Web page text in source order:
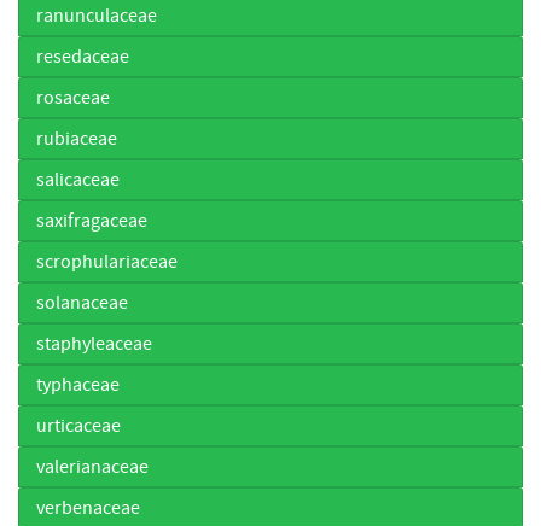
ranunculaceae
resedaceae
rosaceae
rubiaceae
salicaceae
saxifragaceae
scrophulariaceae
solanaceae
staphyleaceae
typhaceae
urticaceae
valerianaceae
verbenaceae